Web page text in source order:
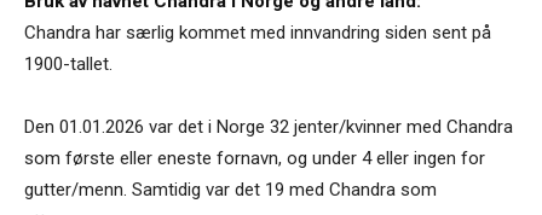
Chandra har særlig kommet med innvandring siden sent på
1900-tallet.
Den 01.01.2026 var det i Norge 32 jenter/kvinner med Chandra
som første eller eneste fornavn, og under 4 eller ingen for
gutter/menn. Samtidig var det 19 med Chandra som